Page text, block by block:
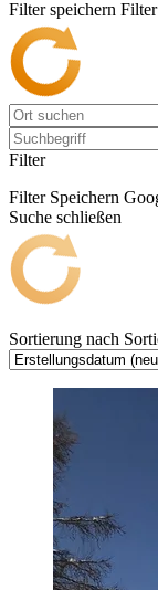
Filter speichern
Filter
Filter Speichern
Suche schließen
Sortierung nach